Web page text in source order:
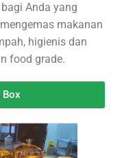
Anda yang
makanan
higienis dan
food grade.
Box